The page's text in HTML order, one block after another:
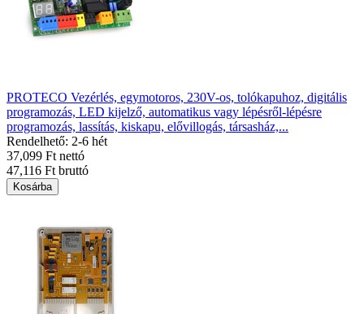
PROTECO Vezérlés, egymotoros, 230V-os, tolókapuhoz, digitális
programozás, LED kijelző, automatikus vagy lépésről-lépésre
programozás, lassítás, kiskapu, elővillogás, társasház,...
Rendelhető: 2-6 hét
37,099 Ft nettó
47,116 Ft bruttó
Kosárba